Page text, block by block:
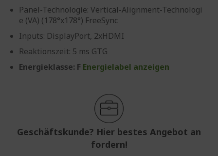
Panel-Technologie: Vertical-Alignment-Technologi
e (VA) (178°x178°) FreeSync
Inputs: DisplayPort, 2xHDMI
Reaktionszeit: 5 ms GTG
Energieklasse: F Energielabel anzeigen
Geschäftskunde? Hier bestes Angebot an
fordern!